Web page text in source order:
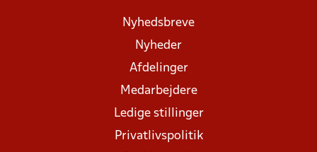
Nyhedsbreve
Nyheder
Afdelinger
Medarbejdere
Ledige stillinger
Privatlivspolitik